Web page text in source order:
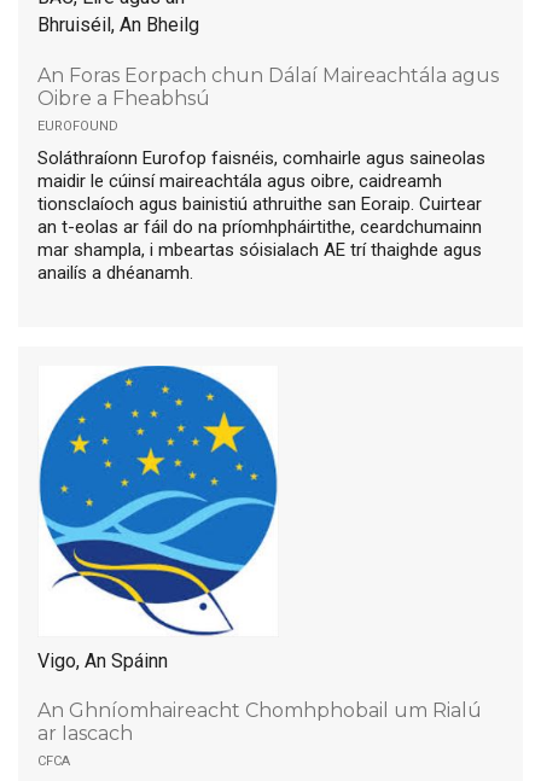
Bhruiséil, An Bheilg
An Foras Eorpach chun Dálaí Maireachtála agus
Oibre a Fheabhsú
eurofound
Soláthraíonn Eurofop faisnéis, comhairle agus saineolas
maidir le cúinsí maireachtála agus oibre, caidreamh
tionsclaíoch agus bainistiú athruithe san Eoraip. Cuirtear
an t-eolas ar fáil do na príomhpháirtithe, ceardchumainn
mar shampla, i mbeartas sóisialach AE trí thaighde agus
anailís a dhéanamh.
Vigo, An Spáinn
An Ghníomhaireacht Chomhphobail um Rialú
ar Iascach
cfca